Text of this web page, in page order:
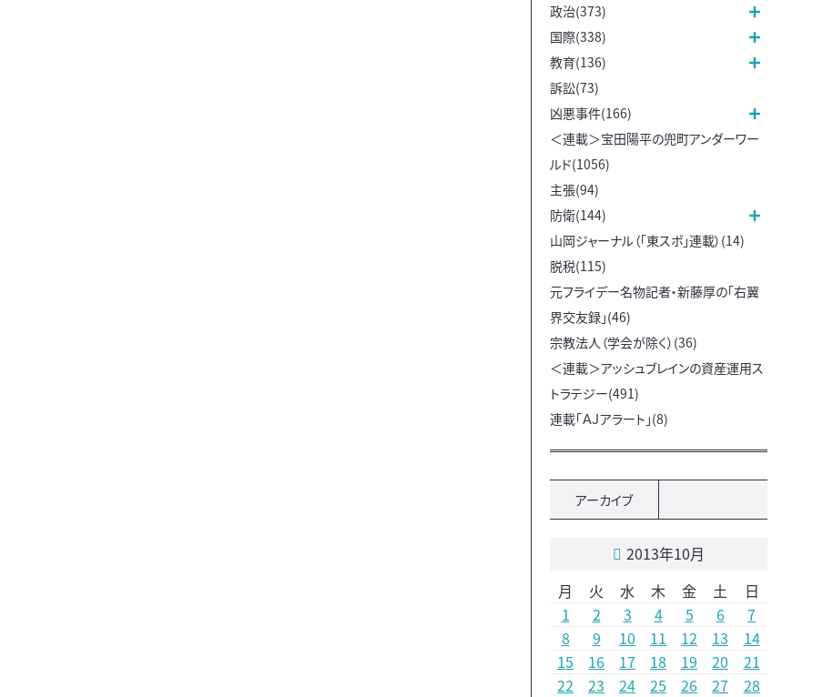
政治(373)
国際(338)
教育(136)
訴訟(73)
凶悪事件(166)
＜連載＞宝田陽平の兜町アンダーワー
ルド(1056)
主張(94)
防衛(144)
山岡ジャーナル（「東スポ」連載）(14)
脱税(115)
元フライデー名物記者・新藤厚の「右翼
界交友録」(46)
宗教法人（学会が除く）(36)
＜連載＞アッシュブレインの資産運用ス
トラテジー(491)
連載「ＡＪアラート」(8)
アーカイブ
2013年10月
月
火 水 木 金 土
日
1
2 3 4 5 6
7
8
9 10 11 12 13
14
15
16 17 18 19 20
21
22
23 24 25 26 27
28